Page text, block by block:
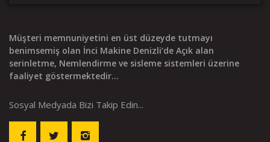
Müşteri memnuniyetini en üst düzeyde tutmayı
benimsemiş olan İnci Makine Denizli’de Açık alan
serinletme, Nemlendirme ve sisleme sistemleri üzerine
faaliyet göstermektedir...
Sosyal Medyada Bizi Takip Edin...